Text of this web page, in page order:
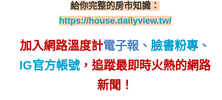
給你完整的房市知識：
https://house.dailyview.tw/
加入網路溫度計電子報 、 臉書粉專 、
IG官方帳號，追蹤最即時火熱的網路
新聞！